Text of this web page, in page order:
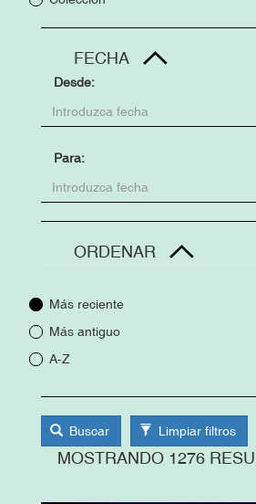
FECHA
Desde
Para
ORDENAR
Más reciente
Más antiguo
A-Z
Buscar Limpiar filtros
MOSTRANDO 1276